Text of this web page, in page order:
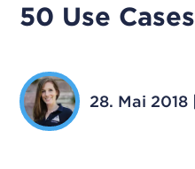
50 Use Cases
28. Mai 2018|